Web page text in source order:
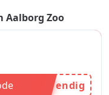
Aalborg Zoo
endig